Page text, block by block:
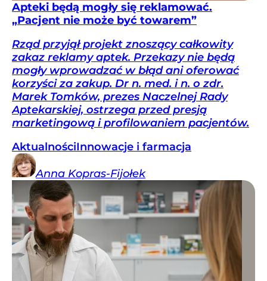
Apteki będą mogły się reklamować.
„Pacjent nie może być towarem”
Rząd przyjął projekt znoszący całkowity
zakaz reklamy aptek. Przekazy nie będą
mogły wprowadzać w błąd ani oferować
korzyści za zakup. Dr n. med. i n. o zdr.
Marek Tomków, prezes Naczelnej Rady
Aptekarskiej, ostrzega przed presją
marketingową i profilowaniem pacjentów.
AktualnościInnowacje i farmacja
Anna Kopras-Fijołek